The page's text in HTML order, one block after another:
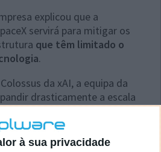
à sua privacidade
explicou que a
servirá para mitigar os
que têm limitado o
.
da xAI, a equipa da
drasticamente a escala
superando os
que anteriormente
da sua IA.